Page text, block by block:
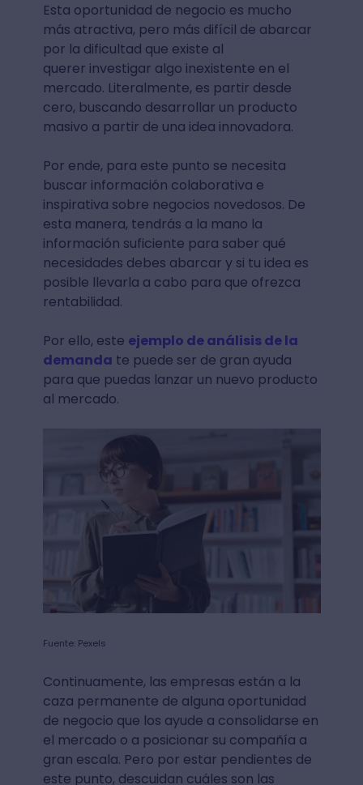
Esta oportunidad de negocio es mucho
más atractiva, pero más difícil de abarcar
por la dificultad que existe al
querer investigar algo inexistente en el
mercado. Literalmente, es partir desde
cero, buscando desarrollar un producto
masivo a partir de una idea innovadora.
Por ende, para este punto se necesita
buscar información colaborativa e
inspirativa sobre negocios novedosos. De
esta manera, tendrás a la mano la
información suficiente para saber qué
necesidades debes abarcar y si tu idea es
posible llevarla a cabo para que ofrezca
rentabilidad.
Por ello, este ejemplo de análisis de la
demanda te puede ser de gran ayuda
para que puedas lanzar un nuevo producto
al mercado.
Fuente: Pexels
Continuamente, las empresas están a la
caza permanente de alguna oportunidad
de negocio que los ayude a consolidarse en
el mercado o a posicionar su compañía a
gran escala. Pero por estar pendientes de
este punto, descuidan cuáles son las